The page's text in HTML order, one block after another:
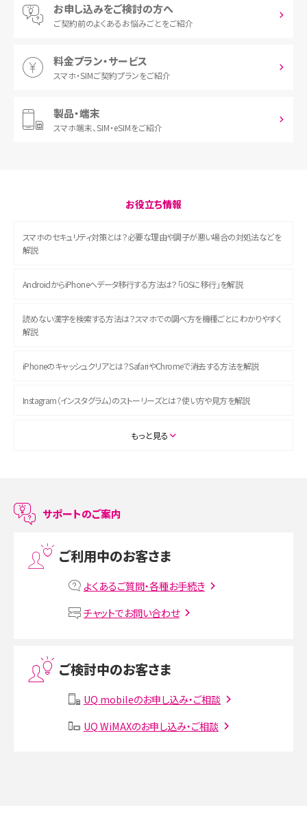
お申し込みをご検討の方へ
ご契約前のよくあるお悩みごとをご紹介
料金プラン・サービス
スマホ・SIMご契約プランをご紹介
製品・端末
スマホ端末、SIM・eSIMをご紹介
お役立ち情報
スマホのセキュリティ対策とは？必要な理由や調子が悪い場合の対処法などを
解説
AndroidからiPhoneへデータ移行する方法は？「iOSに移行」を解説
読めない漢字を検索する方法は？スマホでの調べ方を機種ごとにわかりやすく
解説
iPhoneのキャッシュクリアとは？SafariやChromeで消去する方法を解説
Instagram（インスタグラム）のストーリーズとは？使い方や見方を解説
ASMRとは？初心者向けの代表ジャンルや楽しみ方を解説
LINEで友だちを削除する方法は？方法ごとの影響や復活・復元する方法も解説
MNOとは？MVNOやMVNEとの違いやメリット・デメリットを解説
VPN接続とは？仕組みや必要性、メリット・デメリット、接続方法を解説
Instagram（インスタグラム）でスクショするとバレる？バレるケースや撮り方も解
SMSとは？料金やできること、注意点や届かない時の対処法を解説
もっと見る
サポートのご案内
ご利用中のお客さま
よくあるご質問・各種お手続き
チャットでお問い合わせ
ご検討中のお客さま
UQ mobileのお申し込み・ご相談
UQ WiMAXのお申し込み・ご相談